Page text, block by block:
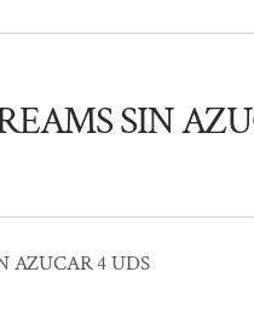
SIN
AZUCAR 4 UDS